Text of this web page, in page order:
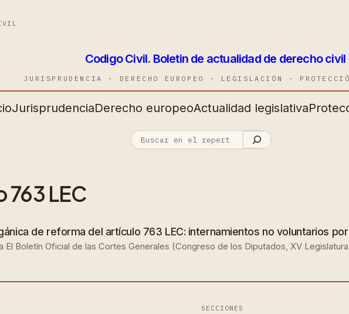
Codigo Civil. Boletin de actualidad de derecho civil
JURISPRUDENCIA · DERECHO EUROPEO · LEGISLACIÓN ·
JurisprudenciaDerecho europeoActualidad legislativa
763 LEC
de reforma del artículo 763 LEC: internamientos no voluntarios
El Boletín Oficial de las Cortes Generales (Congreso de los Diputados, XV
SECCIONES